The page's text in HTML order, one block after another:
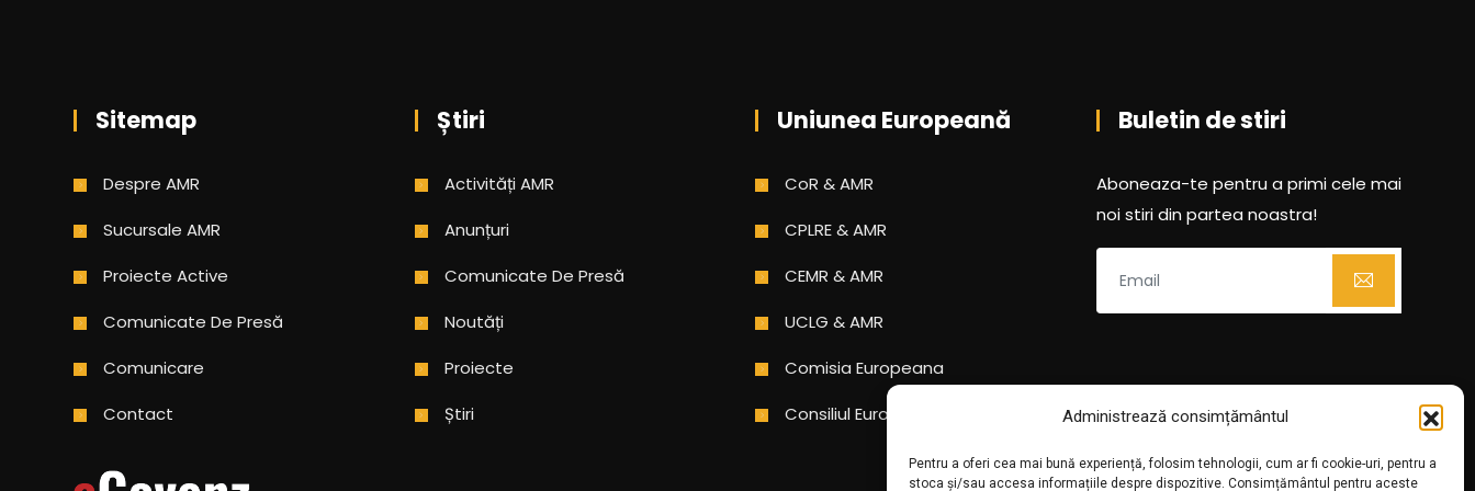
Administrează consimțământul
Pentru a oferi cea mai bună experiență, folosim tehnologii, cum ar fi cookie-uri, pentru a
stoca și/sau accesa informațiile despre dispozitive. Consimțământul pentru aceste
Sitemap
Despre AMR
Sucursale AMR
Proiecte Active
Comunicate De Presă
Comunicare
Contact
Știri
Activități AMR
Anunțuri
Comunicate De Presă
Noutăți
Proiecte
Știri
Uniunea Europeană
CoR & AMR
CPLRE & AMR
CEMR & AMR
UCLG & AMR
Comisia Europeana
Consiliul Europei
Buletin de stiri
Aboneaza-te pentru a primi cele mai
noi stiri din partea noastra!